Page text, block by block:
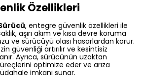
Özellikleri
, entegre güvenlik özellikleri ile
aşırı akım ve kısa devre koruma
ve sürücüyü olası hasarlardan korur.
güvenliği artırılır ve kesintisiz
Ayrıca, sürücünün uzaktan
optimize eder ve arıza
imkanı sunar.